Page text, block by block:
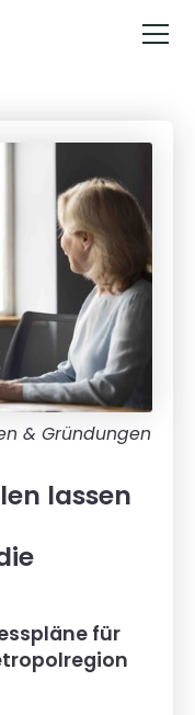
lassen
für
& Gründungen